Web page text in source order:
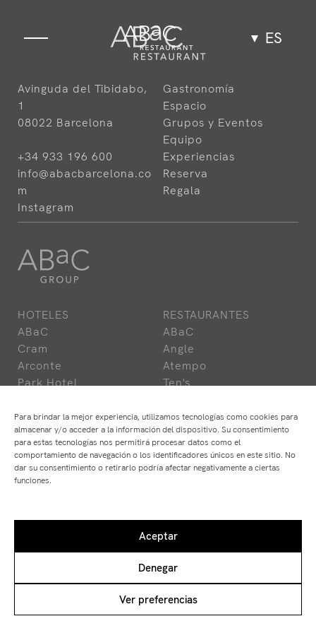
Para brindar la mejor experiencia, utilizamos tecnologías como cookies para
almacenar y/o acceder a la información del dispositivo. Su consentimiento
para estas tecnologías nos permitirá procesar datos como el
comportamiento de navegación o los identificadores únicos en este sitio. No
dar su consentimiento o retirarlo podría afectar negativamente a ciertas
funciones.
Aceptar
Denegar
Ver preferencias
ES
Gastronomía
Espacio
Experiencias
Equipo
Grupos y Eventos
Avinguda del Tibidabo,
1
08022 Barcelona
+34 933 196 600
info@abacbarcelona.co
m
Instagram
Gastronomía
Espacio
Grupos y Eventos
Equipo
Experiencias
Reserva
Regala
HOTELES
ABaC
Cram
Arconte
Park Hotel
RESTAURANTES
ABaC
Angle
Atempo
Ten's
Aviso Legal
Política de Privacidad
Política de Cookies